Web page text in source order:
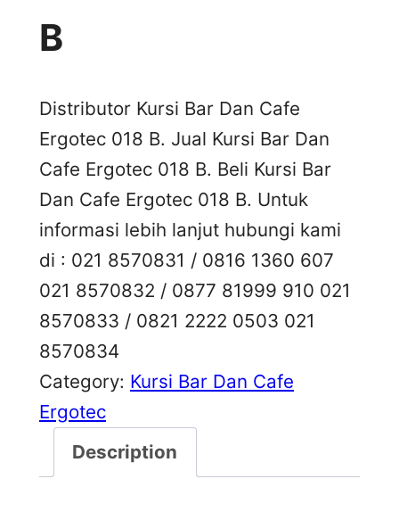
B
Distributor Kursi Bar Dan Cafe
Ergotec 018 B. Jual Kursi Bar Dan
Cafe Ergotec 018 B. Beli Kursi Bar
Dan Cafe Ergotec 018 B. Untuk
informasi lebih lanjut hubungi kami
di : 021 8570831 / 0816 1360 607
021 8570832 / 0877 81999 910 021
8570833 / 0821 2222 0503 021
8570834
Category: Kursi Bar Dan Cafe
Ergotec
Description